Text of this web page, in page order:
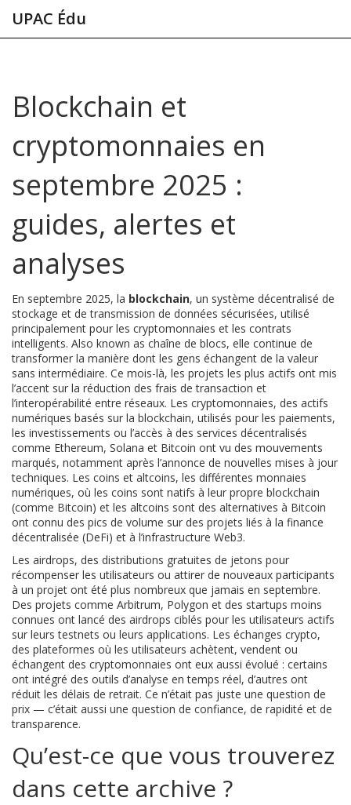
UPAC Édu
Blockchain et
cryptomonnaies en
septembre 2025 :
guides, alertes et
analyses
En septembre 2025, la blockchain, un système décentralisé de
stockage et de transmission de données sécurisées, utilisé
principalement pour les cryptomonnaies et les contrats
intelligents. Also known as chaîne de blocs, elle continue de
transformer la manière dont les gens échangent de la valeur
sans intermédiaire. Ce mois-là, les projets les plus actifs ont mis
l’accent sur la réduction des frais de transaction et
l’interopérabilité entre réseaux. Les cryptomonnaies, des actifs
numériques basés sur la blockchain, utilisés pour les paiements,
les investissements ou l’accès à des services décentralisés
comme Ethereum, Solana et Bitcoin ont vu des mouvements
marqués, notamment après l’annonce de nouvelles mises à jour
techniques. Les coins et altcoins, les différentes monnaies
numériques, où les coins sont natifs à leur propre blockchain
(comme Bitcoin) et les altcoins sont des alternatives à Bitcoin
ont connu des pics de volume sur des projets liés à la finance
décentralisée (DeFi) et à l’infrastructure Web3.
Les airdrops, des distributions gratuites de jetons pour
récompenser les utilisateurs ou attirer de nouveaux participants
à un projet ont été plus nombreux que jamais en septembre.
Des projets comme Arbitrum, Polygon et des startups moins
connues ont lancé des airdrops ciblés pour les utilisateurs actifs
sur leurs testnets ou leurs applications. Les échanges crypto,
des plateformes où les utilisateurs achètent, vendent ou
échangent des cryptomonnaies ont eux aussi évolué : certains
ont intégré des outils d’analyse en temps réel, d’autres ont
réduit les délais de retrait. Ce n’était pas juste une question de
prix — c’était aussi une question de confiance, de rapidité et de
transparence.
Qu’est-ce que vous trouverez
dans cette archive ?